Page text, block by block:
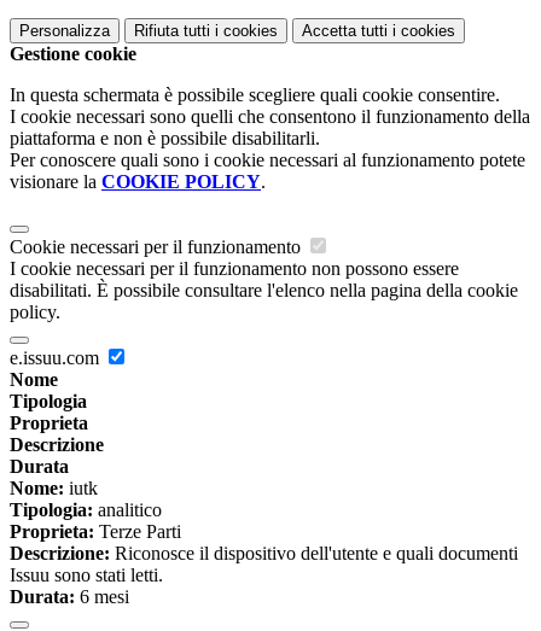
Personalizza Rifiuta tutti i cookies Accetta tutti i cookies
Gestione cookie
In questa schermata è possibile scegliere quali cookie consentire.
I cookie necessari sono quelli che consentono il funzionamento della
piattaforma e non è possibile disabilitarli.
Per conoscere quali sono i cookie necessari al funzionamento potete
visionare la COOKIE POLICY.
Cookie necessari per il funzionamento
I cookie necessari per il funzionamento non possono essere
disabilitati. È possibile consultare l'elenco nella pagina della cookie
policy.
e.issuu.com
Nome
Tipologia
Proprieta
Descrizione
Durata
Nome: iutk
Tipologia: analitico
Proprieta: Terze Parti
Descrizione: Riconosce il dispositivo dell'utente e quali documenti
Issuu sono stati letti.
Durata: 6 mesi